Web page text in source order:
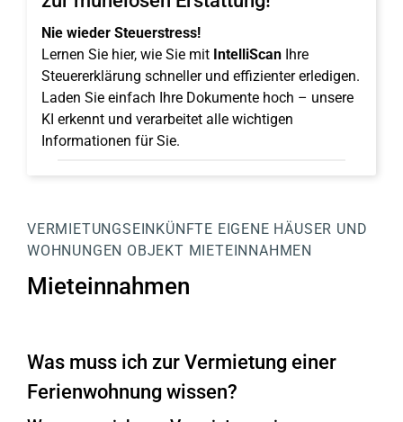
Nie wieder Steuerstress!
Lernen Sie hier, wie Sie mit IntelliScan Ihre
Steuererklärung schneller und effizienter erledigen.
Laden Sie einfach Ihre Dokumente hoch – unsere
KI erkennt und verarbeitet alle wichtigen
Informationen für Sie.
VERMIETUNGSEINKÜNFTE EIGENE HÄUSER UND
WOHNUNGEN OBJEKT MIETEINNAHMEN
Mieteinnahmen
Was muss ich zur Vermietung einer
Ferienwohnung wissen?